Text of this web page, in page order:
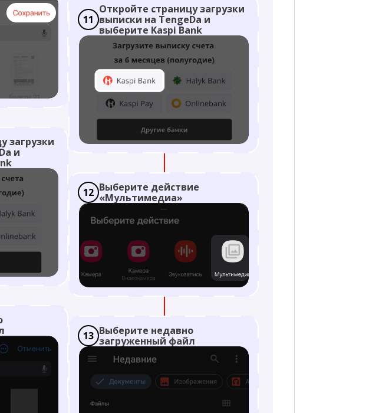
загрузки
и
11
Откройте страницу загрузки
выписки на TengeDa и
выберите Kaspi Bank
12 Выберите действие
«Мультимедиа»
13 Выберите недавно
загруженный файл